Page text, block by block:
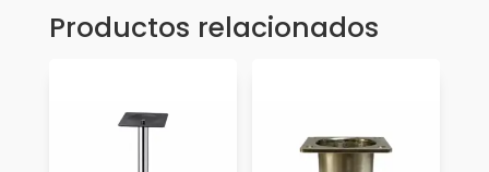
Productos relacionados